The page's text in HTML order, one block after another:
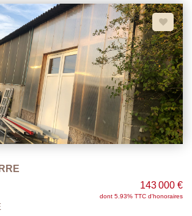
143 000 €
dont 5.93% TTC d'honoraires